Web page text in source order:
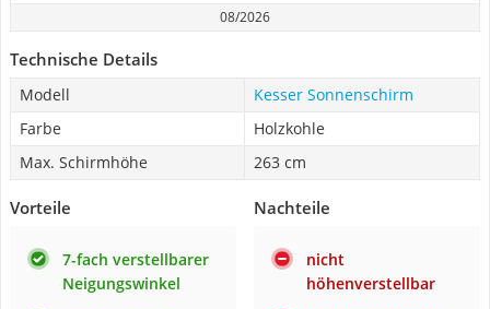
08/2026
Technische Details
Modell
Kesser Sonnenschirm
Farbe
Holzkohle
Max. Schirmhöhe
263 cm
Vorteile
7-fach verstellbarer
Neigungswinkel
Nachteile
nicht
höhenverstellbar